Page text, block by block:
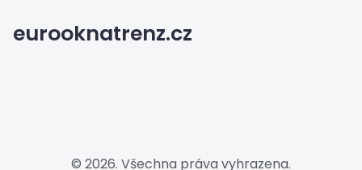
eurooknatrenz.cz
© 2026. Všechna práva vyhrazena.